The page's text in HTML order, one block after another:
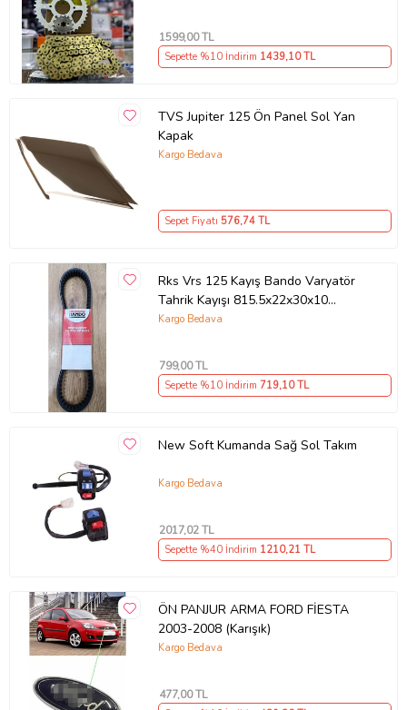
1599,00 TL
Sepette %10 İndirim 1439,10 TL
TVS Jupiter 125 Ön Panel Sol Yan
Kapak
Kargo Bedava
Sepet Fiyatı 576,74 TL
Rks Vrs 125 Kayış Bando Varyatör
Tahrik Kayışı 815.5x22x30x10
Supermoto
Kargo Bedava
799,00 TL
Sepette %10 İndirim 719,10 TL
New Soft Kumanda Sağ Sol Takım
Kargo Bedava
2017,02 TL
Sepette %40 İndirim 1210,21 TL
ÖN PANJUR ARMA FORD FİESTA
2003-2008 (Karışık)
Kargo Bedava
477,00 TL